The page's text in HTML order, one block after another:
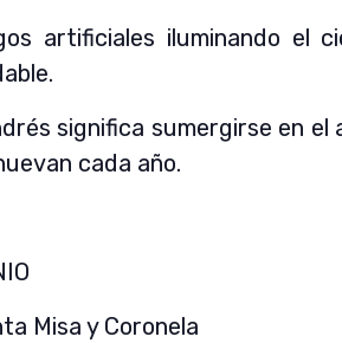
artificiales iluminando el
significa sumergirse en
cada año.
Misa y Coronela